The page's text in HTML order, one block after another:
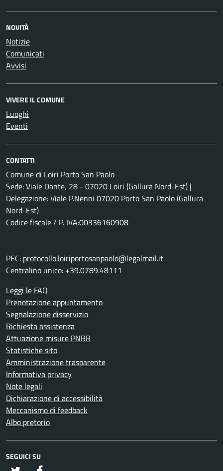
NOVITÀ
Notizie
Comunicati
Avvisi
VIVERE IL COMUNE
Luoghi
Eventi
CONTATTI
Comune di Loiri Porto San Paolo
Sede: Viale Dante, 28 - 07020 Loiri (Gallura Nord-Est) |
Delegazione: Viale P.Nenni 07020 Porto San Paolo (Gallura
Nord-Est)
Codice fiscale / P. IVA:00336160908
PEC: protocollo.loiriportosanpaolo@legalmail.it
Centralino unico: +39.0789.48111
Leggi le FAQ
Prenotazione appuntamento
Segnalazione disservizio
Richiesta assistenza
Attuazione misure PNRR
Statistiche sito
Amministrazione trasparente
Informativa privacy
Note legali
Dichiarazione di accessibilità
Meccanismo di feedback
Albo pretorio
SEGUICI SU